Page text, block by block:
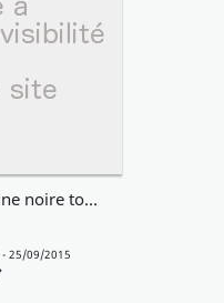
Chroniques de la lune noire tome1
- 25/09/2015